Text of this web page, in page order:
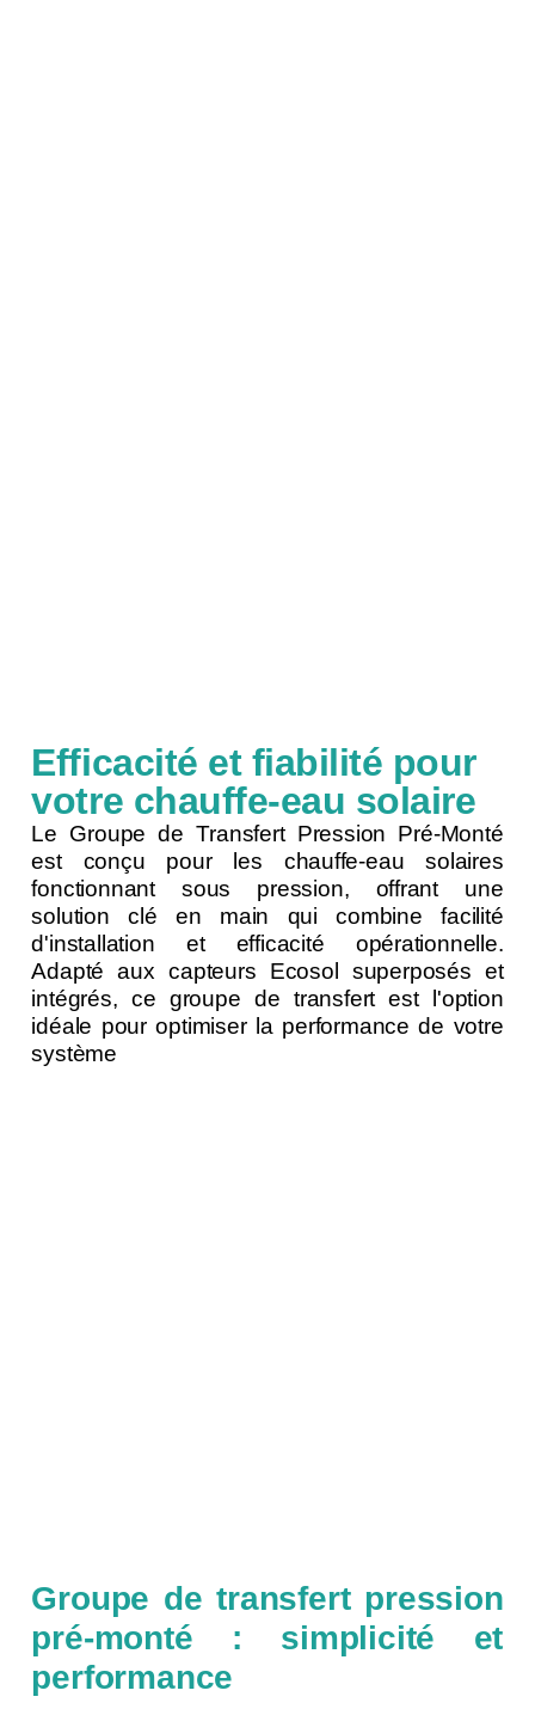
Efficacité et fiabilité pour
votre chauffe-eau solaire
Le Groupe de Transfert Pression Pré-Monté
est conçu pour les chauffe-eau solaires
fonctionnant sous pression, offrant une
solution clé en main qui combine facilité
d'installation et efficacité opérationnelle.
Adapté aux capteurs Ecosol superposés et
intégrés, ce groupe de transfert est l'option
idéale pour optimiser la performance de votre
système
Groupe de transfert pression
pré-monté : simplicité et
performance